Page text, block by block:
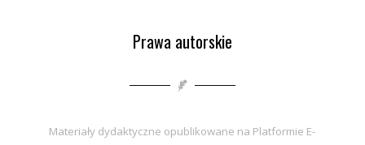
Prawa autorskie
Materiały dydaktyczne opublikowane na Platformie E-